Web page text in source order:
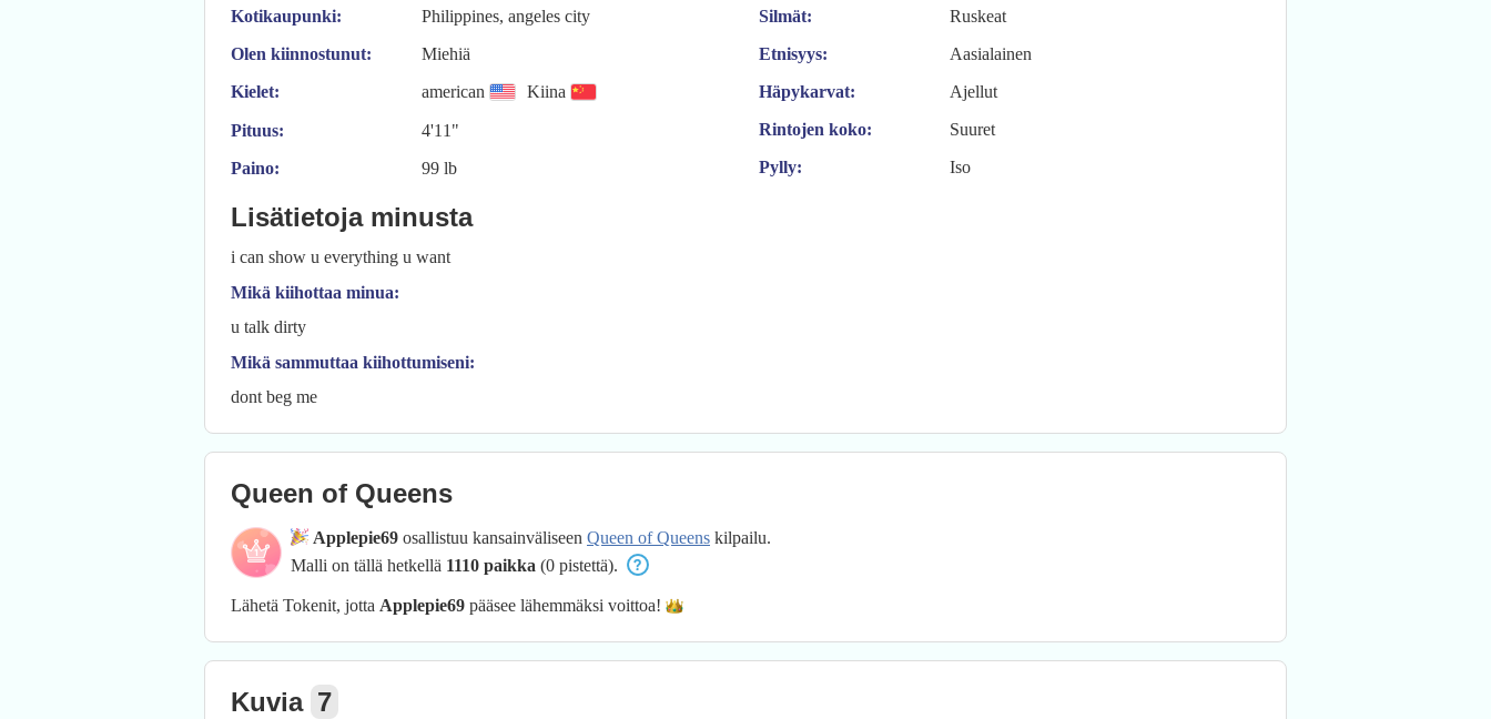
Kotikaupunki:
Philippines, angeles city
Olen kiinnostunut:
Miehiä
Kielet:
american Kiina
Pituus:
4'11"
Paino:
99 lb
Silmät:
Ruskeat
Etnisyys:
Aasialainen
Häpykarvat:
Ajellut
Rintojen koko:
Suuret
Pylly:
Iso
Lisätietoja minusta
i can show u everything u want
Mikä kiihottaa minua:
u talk dirty
Mikä sammuttaa kiihottumiseni:
dont beg me
Queen of Queens
Applepie69 osallistuu kansainväliseen Queen of Queens kilpailu.
Malli on tällä hetkellä 1110 paikka (0 pistettä).
Lähetä Tokenit, jotta Applepie69 pääsee lähemmäksi voittoa!
Kuvia 7